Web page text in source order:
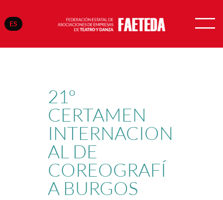
ES
Saltar
21º
CERTAMEN
INTERNACION
AL DE
COREOGRAFÍ
A BURGOS